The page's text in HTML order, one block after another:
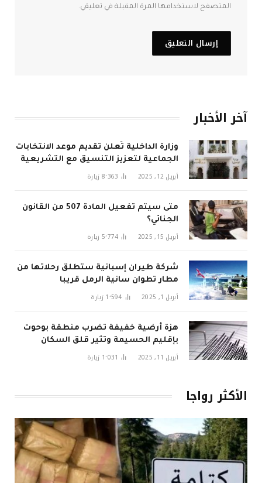
المتصفح لاستخدامها المرة المقبلة في تعليقي.
آخر الأخبار
وزارة الداخلية تُعلن تقديم موعد الانتخابات
الجماعية لتعزيز التنسيق مع التشريعية
في 2026
أبريل 12, 2025 8٬363 زيارة
متى سيتم تفعيل المادة 507 من القانون
الجنائي؟
أبريل 15, 2025 5٬774 زيارة
شركة طيران إسبانية ستطلق رحلاتها من
مطار تطوان سانية الرمل قريبا
أبريل 1, 2025 1٬594 زيارة
هزة أرضية خفيفة تضرب منطقة بوحوت
بإقليم الحسيمة وتثير قلق السكان
أبريل 11, 2025 1٬031 زيارة
الأكثر رواجا